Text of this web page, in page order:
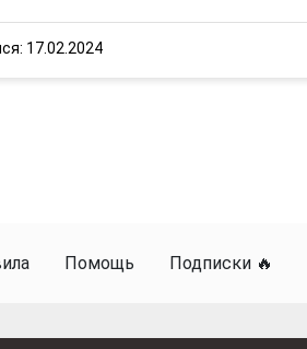
17.02.2024
Помощь Подписки 🔥